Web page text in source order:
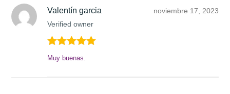
Valentín garcia
Verified owner
noviembre 17, 2023
Valorado en
de 5
Muy buenas.